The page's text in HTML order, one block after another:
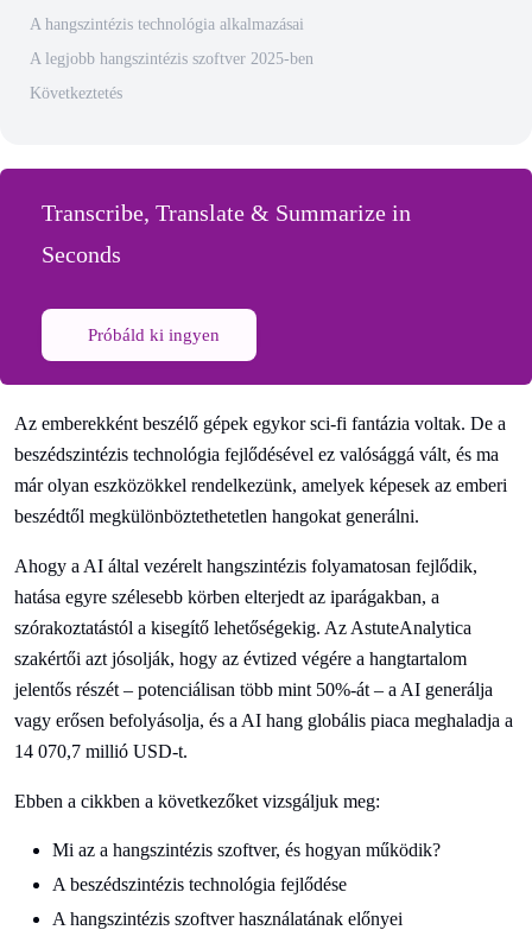
A hangszintézis technológia alkalmazásai
A legjobb hangszintézis szoftver 2025-ben
Következtetés
Transcribe, Translate & Summarize in
Seconds
Próbáld ki ingyen
Az emberekként beszélő gépek egykor sci-fi fantázia voltak. De a
beszédszintézis technológia fejlődésével ez valósággá vált, és ma
már olyan eszközökkel rendelkezünk, amelyek képesek az emberi
beszédtől megkülönböztethetetlen hangokat generálni.
Ahogy a AI által vezérelt hangszintézis folyamatosan fejlődik,
hatása egyre szélesebb körben elterjedt az iparágakban, a
szórakoztatástól a kisegítő lehetőségekig. Az AstuteAnalytica
szakértői azt jósolják, hogy az évtized végére a hangtartalom
jelentős részét – potenciálisan több mint 50%-át – a AI generálja
vagy erősen befolyásolja, és a AI hang globális piaca meghaladja a
14 070,7 millió USD-t.
Ebben a cikkben a következőket vizsgáljuk meg:
Mi az a hangszintézis szoftver, és hogyan működik?
A beszédszintézis technológia fejlődése
A hangszintézis szoftver használatának előnyei